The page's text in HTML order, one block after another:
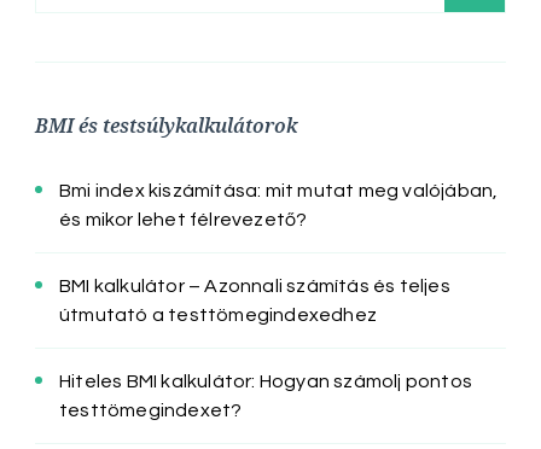
BMI és testsúlykalkulátorok
Bmi index kiszámítása: mit mutat meg valójában,
és mikor lehet félrevezető?
BMI kalkulátor – Azonnali számítás és teljes
útmutató a testtömegindexedhez
Hiteles BMI kalkulátor: Hogyan számolj pontos
testtömegindexet?